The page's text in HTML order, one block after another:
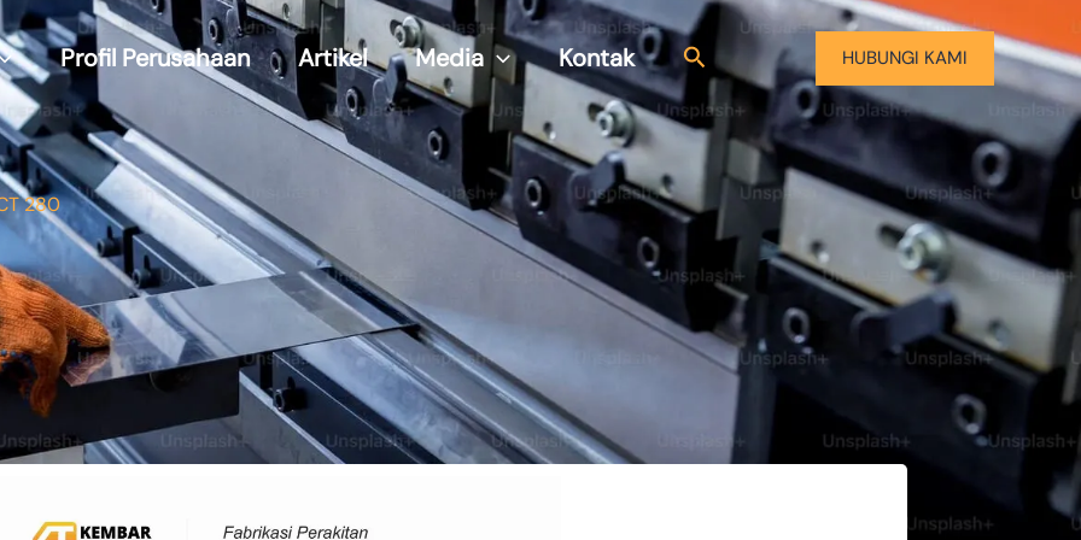
Profil Perusahaan Artikel Media Kontak HUBUNGI KAMI
280